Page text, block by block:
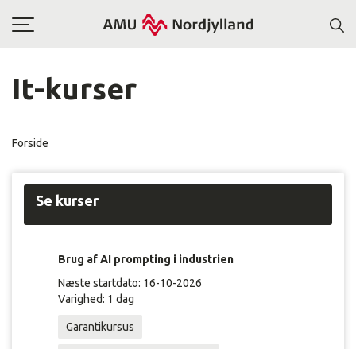
Toggle
It-kurser
Forside
Se kurser
Brug af AI prompting i industrien
Garantikursus
Næste startdato: 16-10-2026
Varighed: 1 dag